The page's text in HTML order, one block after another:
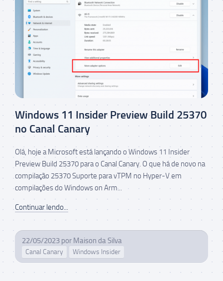
Windows 11 Insider Preview Build 25370
no Canal Canary
Olá, hoje a Microsoft está lançando o Windows 11 Insider
Preview Build 25370 para o Canal Canary. O que há de novo na
compilação 25370 Suporte para vTPM no Hyper-V em
compilações do Windows on Arm...
Continuar lendo...
22/05/2023 por Maison da Silva
Canal Canary Windows Insider